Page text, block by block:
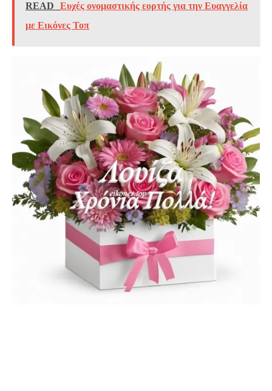
READ
Ευχές ονομαστικής εορτής για την Ευαγγελία
με Εικόνες Τοπ